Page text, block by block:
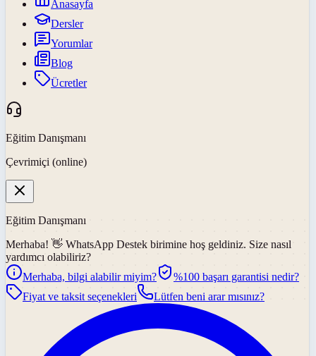
Anasayfa
Dersler
Yorumlar
Blog
Ücretler
Eğitim Danışmanı
Çevrimiçi (online)
Eğitim Danışmanı
Merhaba! 👋 WhatsApp Destek birimine hoş geldiniz. Size nasıl
yardımcı olabiliriz?
Merhaba, bilgi alabilir miyim?
%100 başarı garantisi nedir?
Fiyat ve taksit seçenekleri
Lütfen beni arar mısınız?